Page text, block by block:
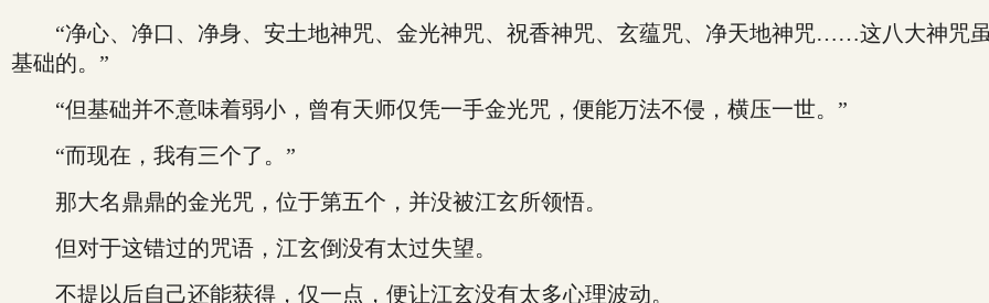
“净心、净口、净身、安土地神咒、金光神咒、祝香神咒、玄蕴咒、净天地神咒……这八大神咒
基础的。”
“但基础并不意味着弱小，曾有天师仅凭一手金光咒，便能万法不侵，横压一世。”
“而现在，我有三个了。”
那大名鼎鼎的金光咒，位于第五个，并没被江玄所领悟。
但对于这错过的咒语，江玄倒没有太过失望。
不提以后自己还能获得，仅一点，便让江玄没有太多心理波动。